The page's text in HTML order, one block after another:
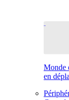
Monde
en